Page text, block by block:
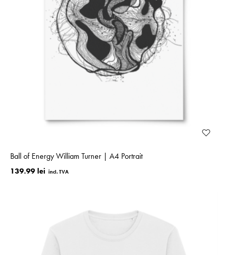
Ball of Energy William Turner | A4 Portrait
139.99 lei